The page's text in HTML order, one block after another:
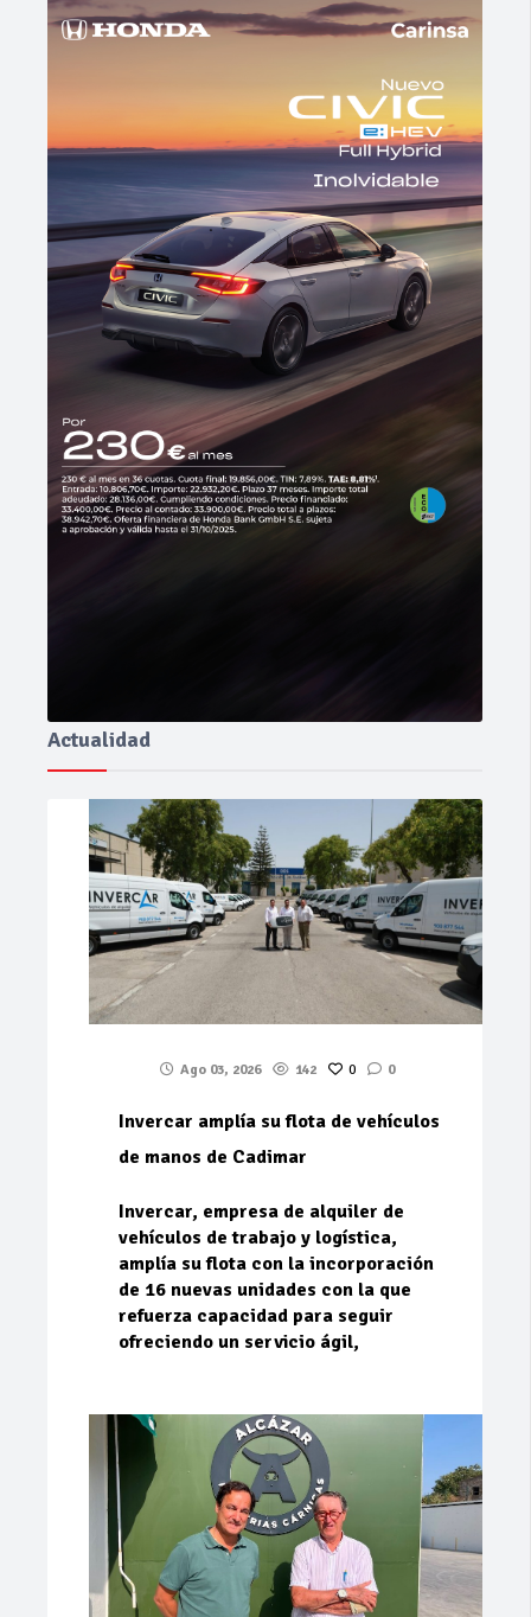
Actualidad
Ago 03, 2026 142 0 0
Invercar amplía su flota de vehículos
de manos de Cadimar
Invercar, empresa de alquiler de
vehículos de trabajo y logística,
amplía su flota con la incorporación
de 16 nuevas unidades con la que
refuerza capacidad para seguir
ofreciendo un servicio ágil,